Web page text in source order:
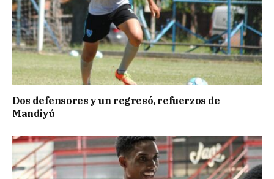
Dos defensores y un regresó, refuerzos de
Mandiyú